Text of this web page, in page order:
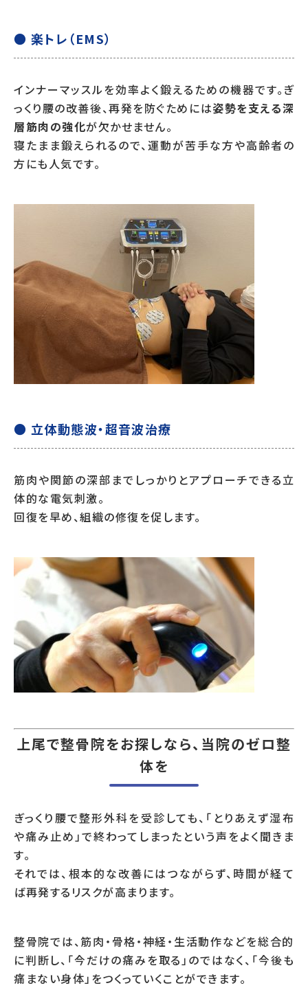
● 楽トレ（EMS）
インナーマッスルを効率よく鍛えるための機器です。ぎ
っくり腰の改善後、再発を防ぐためには姿勢を支える深
層筋肉の強化が欠かせません。
寝たまま鍛えられるので、運動が苦手な方や高齢者の
方にも人気です。
● 立体動態波・超音波治療
筋肉や関節の深部までしっかりとアプローチできる立
体的な電気刺激。
回復を早め、組織の修復を促します。
上尾で整骨院をお探しなら、当院のゼロ整
体を
ぎっくり腰で整形外科を受診しても、「とりあえず湿布
や痛み止め」で終わってしまったという声をよく聞きま
す。
それでは、根本的な改善にはつながらず、時間が経て
ば再発するリスクが高まります。
整骨院では、筋肉・骨格・神経・生活動作などを総合的
に判断し、「今だけの痛みを取る」のではなく、「今後も
痛まない身体」をつくっていくことができます。